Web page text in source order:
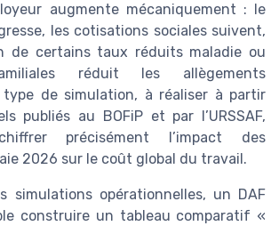
augmente mécaniquement : le
les cotisations sociales suivent,
de certains taux réduits maladie ou
réduit les allègements
type de simulation, à réaliser à partir
publiés au BOFiP et par l’URSSAF,
précisément l’impact des
2026 sur le coût global du travail.
simulations opérationnelles, un DAF
construire un tableau comparatif «